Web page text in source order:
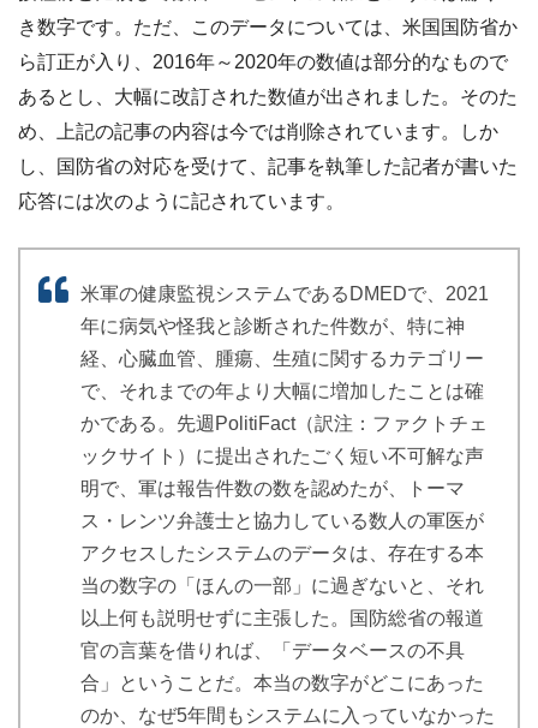
き数字です。ただ、このデータについては、米国国防省か
ら訂正が入り、2016年～2020年の数値は部分的なもので
あるとし、大幅に改訂された数値が出されました。そのた
め、上記の記事の内容は今では削除されています。しか
し、国防省の対応を受けて、記事を執筆した記者が書いた
応答には次のように記されています。
米軍の健康監視システムであるDMEDで、2021
年に病気や怪我と診断された件数が、特に神
経、心臓血管、腫瘍、生殖に関するカテゴリー
で、それまでの年より大幅に増加したことは確
かである。先週PolitiFact（訳注：ファクトチェ
ックサイト）に提出されたごく短い不可解な声
明で、軍は報告件数の数を認めたが、トーマ
ス・レンツ弁護士と協力している数人の軍医が
アクセスしたシステムのデータは、存在する本
当の数字の「ほんの一部」に過ぎないと、それ
以上何も説明せずに主張した。国防総省の報道
官の言葉を借りれば、「データベースの不具
合」ということだ。本当の数字がどこにあった
のか、なぜ5年間もシステムに入っていなかった